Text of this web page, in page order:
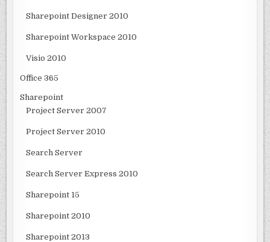
Sharepoint Designer 2010
Sharepoint Workspace 2010
Visio 2010
Office 365
Sharepoint
Project Server 2007
Project Server 2010
Search Server
Search Server Express 2010
Sharepoint 15
Sharepoint 2010
Sharepoint 2013